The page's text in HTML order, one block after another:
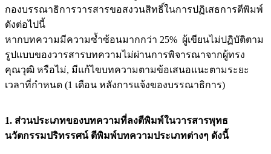
กองบรรณาธิการวารสารขอสงวนสิทธิ์ในการปฏิเสธการตีพิมพ์
ดังต่อไปนี้
หากบทความมีความซ้ำซ้อนมากกว่า 25% ผู้เขียนไม่ปฏิบัติตาม
รูปแบบของวารสารบทความไม่ผ่านการพิจารณาจากผู้ทรง
คุณวุฒิ หรือไม่, มีแก้ไขบทความตามข้อเสนอแนะตามระยะ
เวลาที่กำหนด (1 เดือน หลังการแจ้งของบรรณาธิการ)
1. ส่วนประเภทของบทความที่ลงตีพิมพ์ในวารสารพุทธ
นวัตกรรมปริทรรศน์ ตีพิมพ์บทความประเภทต่างๆ ดังนี้